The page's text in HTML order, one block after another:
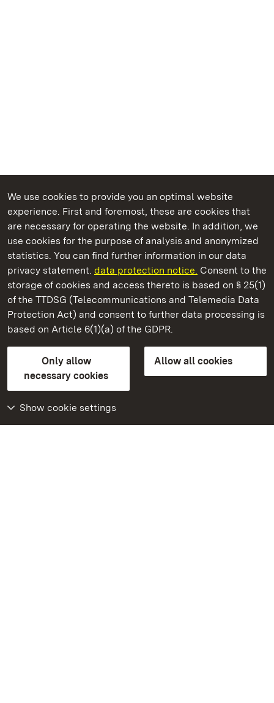
We use cookies to provide you an optimal website
experience. First and foremost, these are cookies that
are necessary for operating the website. In addition, we
use cookies for the purpose of analysis and anonymized
statistics. You can find further information in our data
privacy statement. data protection notice. Consent to the
storage of cookies and access thereto is based on § 25(1)
of the TTDSG (Telecommunications and Telemedia Data
Protection Act) and consent to further data processing is
based on Article 6(1)(a) of the GDPR.
Only allow
necessary cookies
Allow all cookies
Show cookie settings
State Palaces and Gardens of Baden-Wuerttemberg
Schwetzingen Palace and Gardens
State Palaces and Gardens of Baden-Wuerttemberg
Contact usFAQMasthead
Declaration on barrier-free access
BITV-konform (geprüfte Seiten)